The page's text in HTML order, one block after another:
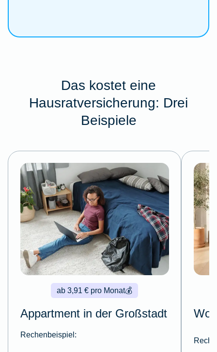
Das kostet eine
Hausratversicherung: Drei
Beispiele
💰
ab 3,91 € pro Monat
Appartment in der Großstadt
Rechenbeispiel: